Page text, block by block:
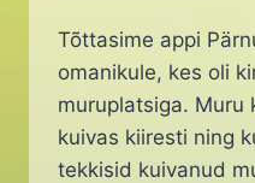
Tõttasime appi
omanikule, kes oli
muruplatsiga. Muru
kuivas kiiresti ning
tekkisid kuivanud